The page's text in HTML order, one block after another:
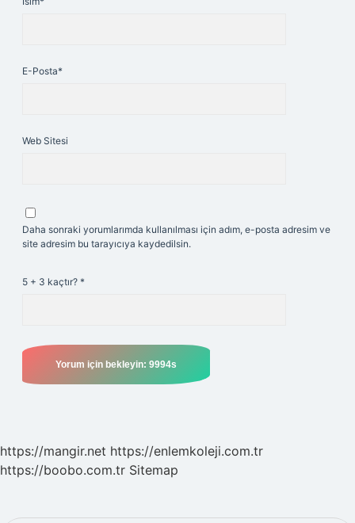
E-Posta*
Web Sitesi
Daha sonraki yorumlarımda kullanılması için adım, e-posta adresim ve
site adresim bu tarayıcıya kaydedilsin.
5 + 3 kaçtır? *
https://mangir.net https://enlemkoleji.com.tr
https://boobo.com.tr Sitemap